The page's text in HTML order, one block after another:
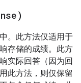
。此方法仅适用于
存储的成绩。此方
实际回答（因为回
此方法，则仅保留